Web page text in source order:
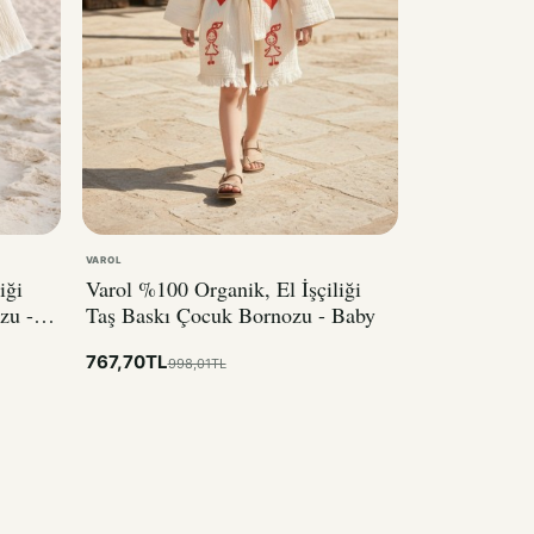
-
VAROL
Varol %100 Organik, El İşçiliği
Taş Baskı Çocuk Bornozu - Baby
767,70TL998,01TL